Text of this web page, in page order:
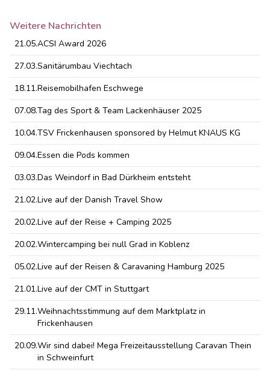
Weitere Nachrichten
21.05.ACSI Award 2026
27.03.Sanitärumbau Viechtach
18.11.Reisemobilhafen Eschwege
07.08.Tag des Sport & Team Lackenhäuser 2025
10.04.TSV Frickenhausen sponsored by Helmut KNAUS KG
09.04.Essen die Pods kommen
03.03.Das Weindorf in Bad Dürkheim entsteht
21.02.Live auf der Danish Travel Show
20.02.Live auf der Reise + Camping 2025
20.02.Wintercamping bei null Grad in Koblenz
05.02.Live auf der Reisen & Caravaning Hamburg 2025
21.01.Live auf der CMT in Stuttgart
29.11.Weihnachtsstimmung auf dem Marktplatz in
Frickenhausen
20.09.Wir sind dabei! Mega Freizeitausstellung Caravan Thein
in Schweinfurt